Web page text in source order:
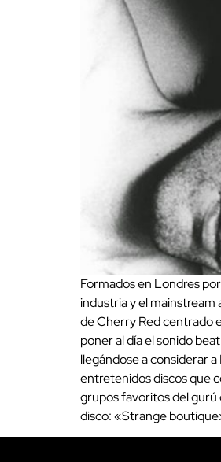
Formados en Londres
industria y el mainstream
de Cherry Red centrado
poner al día el sonido
llegándose a considerar
entretenidos discos que
grupos favoritos del gurú
disco: «Strange